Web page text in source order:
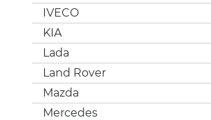
IVECO
KIA
Lada
Land Rover
Mazda
Mercedes